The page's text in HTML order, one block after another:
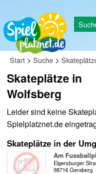
Start > Suche >
Skateplätze in
Wolfsberg
Leider sind keine
Spielplatznet.de
Skateplätze in der
Am
Elgersburger
98716 Geraberg